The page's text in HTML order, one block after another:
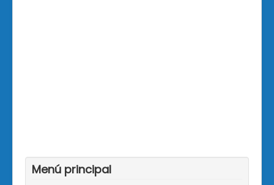
Menú principal